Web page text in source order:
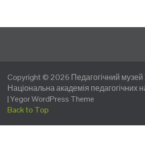
Copyright © 2026 Педагогічний музей
Національна академія педагогічних
|Yegor WordPress Theme
Back to Top